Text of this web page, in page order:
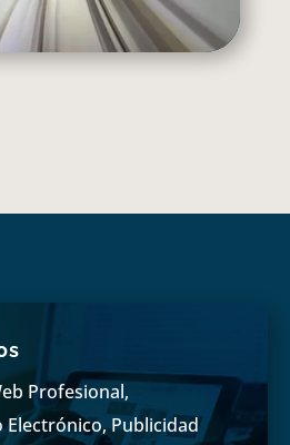
Profesional,
Electrónico, Publicidad